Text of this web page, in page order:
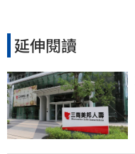
延伸閱讀